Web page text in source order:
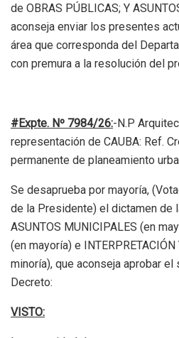
de OBRAS PÚBLICAS; Y
aconseja enviar los presentes
área que corresponda del
con premura a la resolución del
#Expte. Nº 7984/26:-N.P
representación de CAUBA: Ref.
permanente de planeamiento
Se desaprueba por mayoría,
de la Presidente) el dictamen de
ASUNTOS MUNICIPALES (en
(en mayoría) e INTERPRETACIÓN
minoría), que aconseja aprobar
Decreto:
VISTO: